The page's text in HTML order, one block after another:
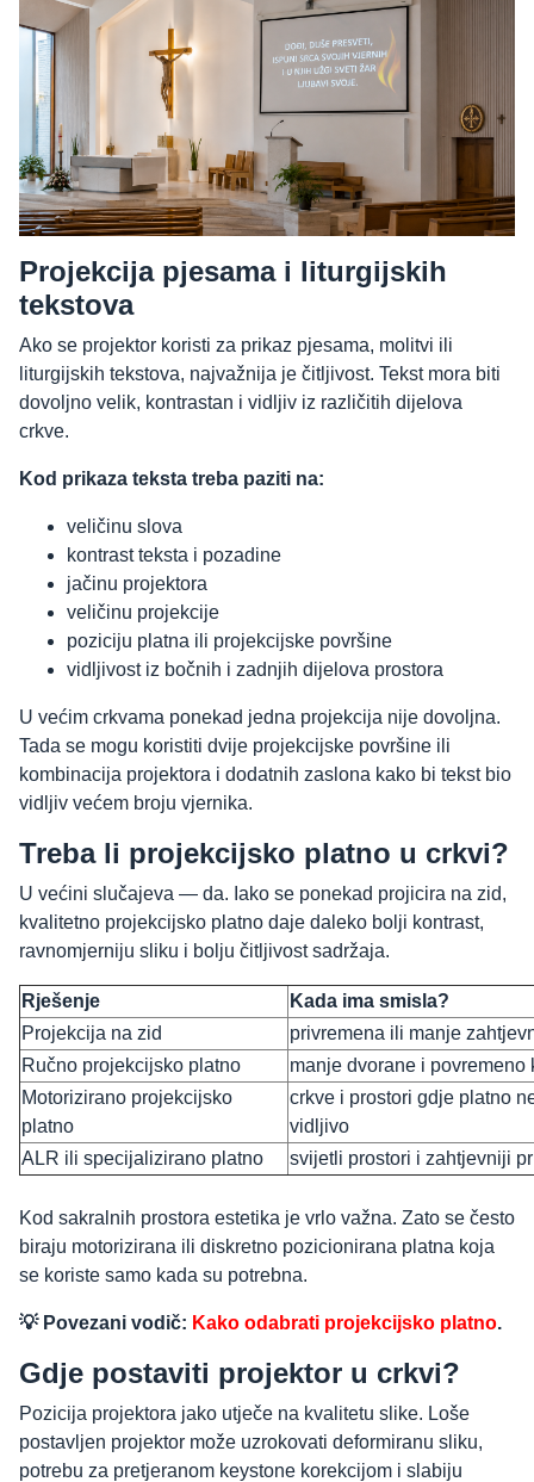
Projekcija pjesama i liturgijskih
tekstova
Ako se projektor koristi za prikaz pjesama, molitvi ili
liturgijskih tekstova, najvažnija je čitljivost. Tekst mora biti
dovoljno velik, kontrastan i vidljiv iz različitih dijelova
crkve.
Kod prikaza teksta treba paziti na:
veličinu slova
kontrast teksta i pozadine
jačinu projektora
veličinu projekcije
poziciju platna ili projekcijske površine
vidljivost iz bočnih i zadnjih dijelova prostora
U većim crkvama ponekad jedna projekcija nije dovoljna.
Tada se mogu koristiti dvije projekcijske površine ili
kombinacija projektora i dodatnih zaslona kako bi tekst bio
vidljiv većem broju vjernika.
Treba li projekcijsko platno u crkvi?
U većini slučajeva — da. Iako se ponekad projicira na zid,
kvalitetno projekcijsko platno daje daleko bolji kontrast,
ravnomjerniju sliku i bolju čitljivost sadržaja.
Rješenje
Kada ima smisla?
Projekcija na zid
privremena ili manje
Ručno projekcijsko platno
manje dvorane i povremeno
Motorizirano projekcijsko
platno
crkve i prostori gdje platno
vidljivo
ALR ili specijalizirano platno
svijetli prostori i zahtjevniji
Kod sakralnih prostora estetika je vrlo važna. Zato se često
biraju motorizirana ili diskretno pozicionirana platna koja
se koriste samo kada su potrebna.
💡 Povezani vodič: Kako odabrati projekcijsko platno.
Gdje postaviti projektor u crkvi?
Pozicija projektora jako utječe na kvalitetu slike. Loše
postavljen projektor može uzrokovati deformiranu sliku,
potrebu za pretjeranom keystone korekcijom i slabiju